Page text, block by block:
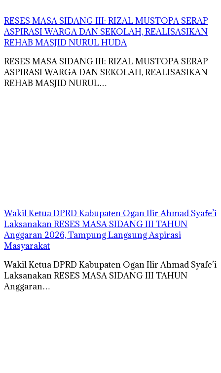
RESES MASA SIDANG III: RIZAL MUSTOPA SERAP
ASPIRASI WARGA DAN SEKOLAH, REALISASIKAN
REHAB MASJID NURUL HUDA
RESES MASA SIDANG III: RIZAL MUSTOPA SERAP
ASPIRASI WARGA DAN SEKOLAH, REALISASIKAN
REHAB MASJID NURUL…
Wakil Ketua DPRD Kabupaten Ogan Ilir Ahmad Syafe’i
Laksanakan RESES MASA SIDANG III TAHUN
Anggaran 2026, Tampung Langsung Aspirasi
Masyarakat
Wakil Ketua DPRD Kabupaten Ogan Ilir Ahmad Syafe’i
Laksanakan RESES MASA SIDANG III TAHUN
Anggaran…